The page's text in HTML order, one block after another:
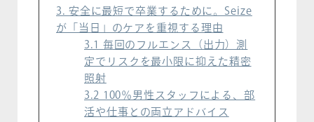
3. 安全に最短で卒業するために。Seize
が「当日」のケアを重視する理由
3.1 毎回のフルエンス（出力）測
定でリスクを最小限に抑えた精密
照射
3.2 100％男性スタッフによる、部
活や仕事との両立アドバイス